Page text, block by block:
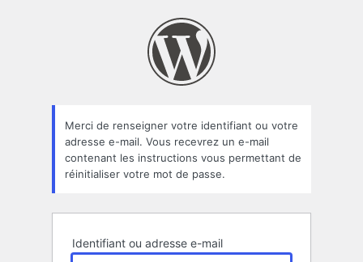
oublié
Merci de renseigner votre identifiant ou votre
adresse e-mail. Vous recevrez un e-mail
contenant les instructions vous permettant de
réinitialiser votre mot de passe.
Identifiant ou adresse e-mail